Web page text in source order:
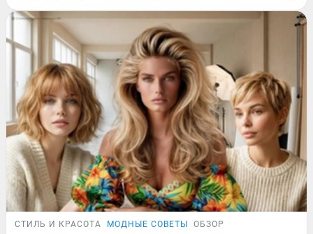
СТИЛЬ И КРАСОТА МОДНЫЕ СОВЕТЫ ОБЗОР